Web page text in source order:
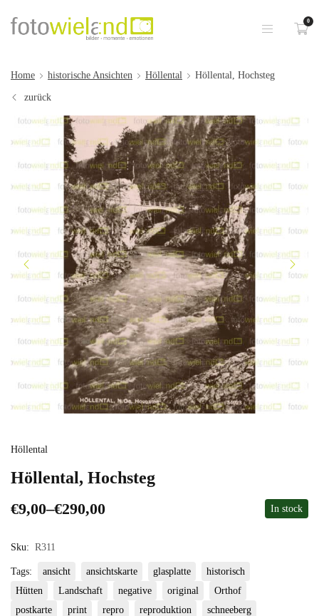
0
Home historische Ansichten Höllental Höllental, Hochsteg
zurück
Höllental
Höllental, Hochsteg
€9,00–€290,00 In stock
Sku: R311
Tags: ansicht ansichtskarte glasplatte
historisch
Hütten
Landschaft negative original
Orthof
postkarte
print repro reproduktion
schneeberg